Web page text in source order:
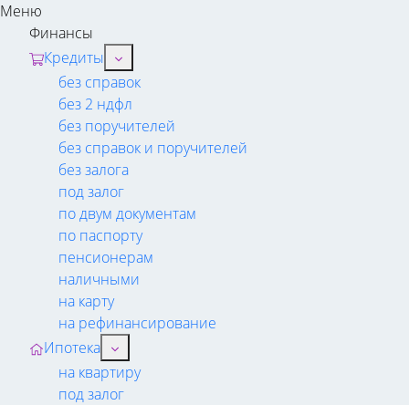
Меню
Финансы
Кредиты
без справок
без 2 ндфл
без поручителей
без справок и поручителей
без залога
под залог
по двум документам
по паспорту
пенсионерам
наличными
на карту
на рефинансирование
Ипотека
на квартиру
под залог